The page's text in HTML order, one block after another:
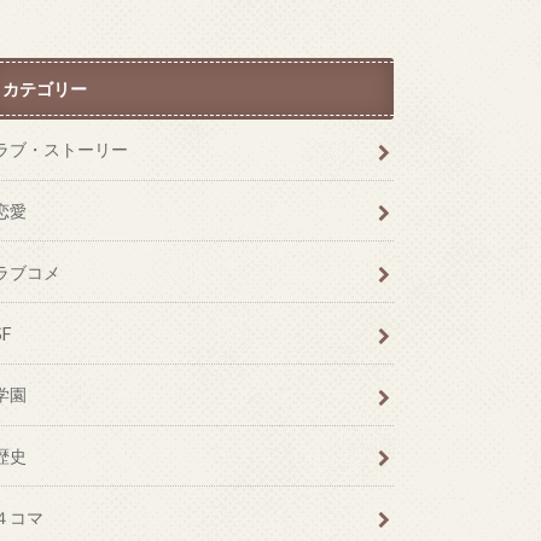
カテゴリー
ブ・ストーリー
愛
ブコメ
園
史
コマ